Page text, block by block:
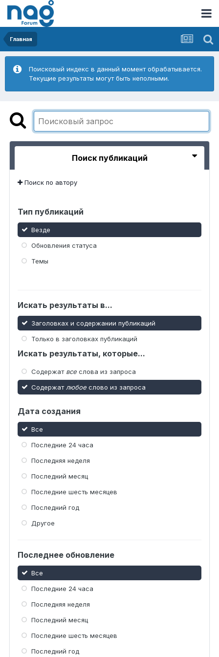
Главная
Поисковый индекс в данный момент обрабатывается.
Текущие результаты могут быть неполными.
Поиск публикаций
Поиск по автору
Тип публикаций
Везде
Обновления статуса
Темы
Искать результаты в...
Заголовках и содержании публикаций
Только в заголовках публикаций
Искать результаты, которые...
Содержат все слова из запроса
Содержат любое слово из запроса
Дата создания
Все
Последние 24 часа
Последняя неделя
Последний месяц
Последние шесть месяцев
Последний год
Другое
Последнее обновление
Все
Последние 24 часа
Последняя неделя
Последний месяц
Последние шесть месяцев
Последний год